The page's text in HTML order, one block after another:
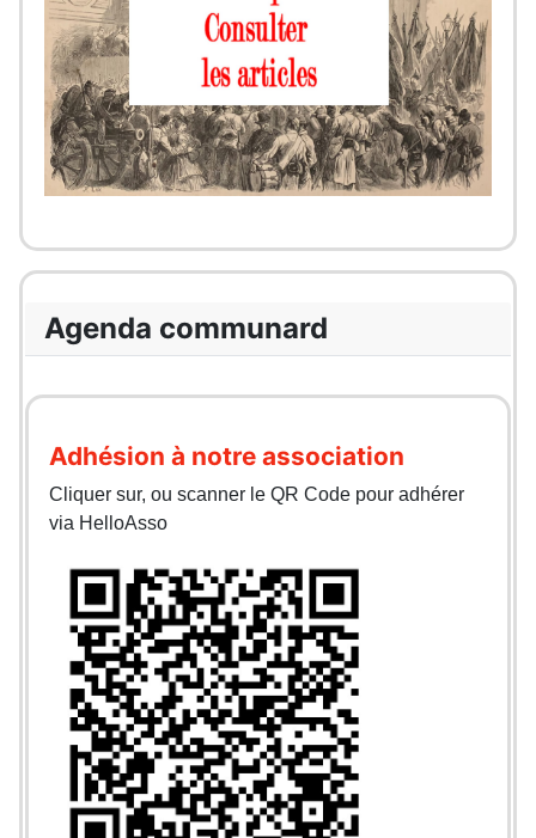
Agenda communard
Adhésion à notre association
Cliquer sur, ou scanner le QR Code pour adhérer
via HelloAsso